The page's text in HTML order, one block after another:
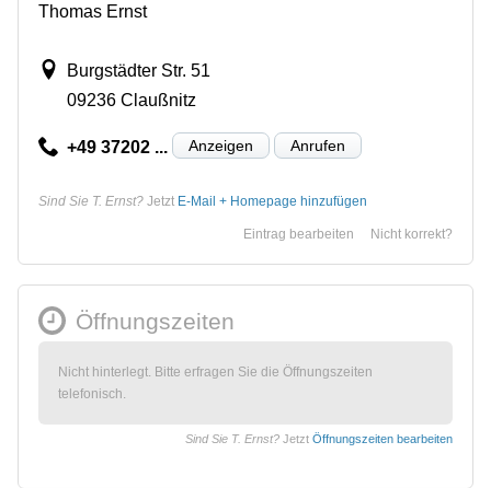
Thomas Ernst
Burgstädter Str. 51
09236 Claußnitz
+49 37202 ... Anzeigen Anrufen
Sind Sie T. Ernst? Jetzt E-Mail + Homepage hinzufügen
Nicht korrekt?
Eintrag bearbeiten
Öffnungszeiten
Nicht hinterlegt. Bitte erfragen Sie die Öffnungszeiten
telefonisch.
Sind Sie T. Ernst? Jetzt Öffnungszeiten bearbeiten